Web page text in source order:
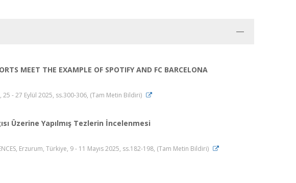
MEET THE EXAMPLE OF SPOTIFY AND FC BARCELONA
25 - 27 Eylül 2025, ss.300-306, (Tam Metin Bildiri)
Üzerine Yapılmış Tezlerin İncelenmesi
Erzurum, Türkiye, 9 - 11 Mayıs 2025, ss.182-198, (Tam Metin Bildiri)